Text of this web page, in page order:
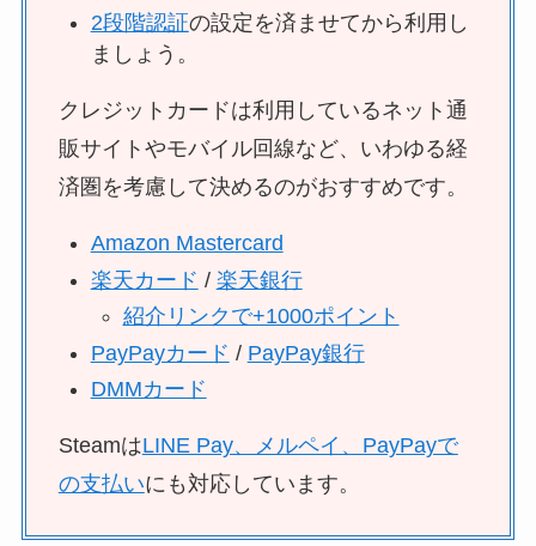
2段階認証の設定を済ませてから利用し
ましょう。
クレジットカードは利用しているネット通
販サイトやモバイル回線など、いわゆる経
済圏を考慮して決めるのがおすすめです。
Amazon Mastercard
楽天カード / 楽天銀行
紹介リンクで+1000ポイント
PayPayカード / PayPay銀行
DMMカード
SteamはLINE Pay、メルペイ、PayPayで
の支払いにも対応しています。